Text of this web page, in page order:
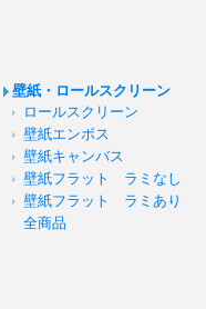
壁紙・ロールスクリーン
ロールスクリーン
壁紙エンボス
壁紙キャンバス
壁紙フラット ラミなし
壁紙フラット ラミあり
全商品